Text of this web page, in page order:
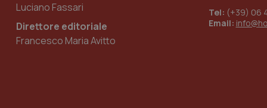
Luciano Fassari
Direttore editoriale
Francesco Maria Avitto
Tel: (+39) 06
Email: